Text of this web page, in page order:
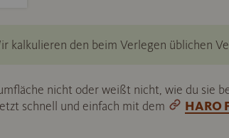
kalkulieren den beim Verlegen üblichen
nicht oder weißt nicht, wie du sie
schnell und einfach mit dem
HARO